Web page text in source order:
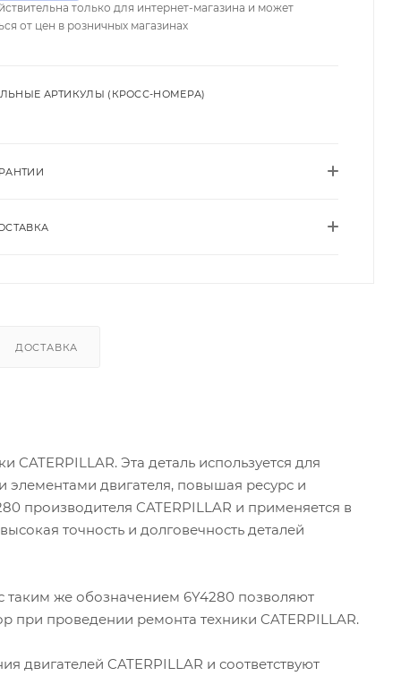
только для интернет-магазина и может
от цен в розничных магазинах
АРТИКУЛЫ (КРОСС-НОМЕРА)
ДОСТАВКА
Эта деталь используется для
двигателя, повышая ресурс и
производителя CATERPILLAR и применяется в
точность и долговечность деталей
же обозначением 6Y4280 позволяют
проведении ремонта техники CATERPILLAR.
CATERPILLAR и соответствуют